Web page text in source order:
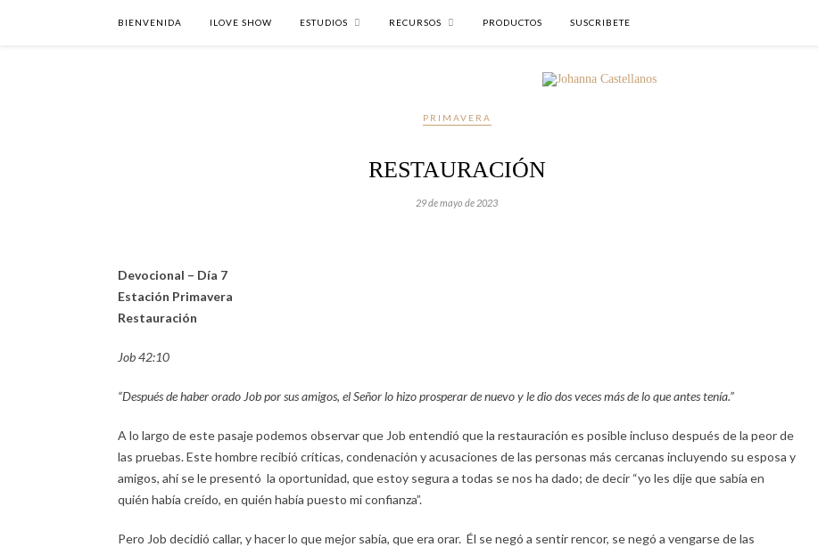
BIENVENIDA ILOVE SHOW ESTUDIOS RECURSOS PRODUCTOS SUSCRIBETE
PRIMAVERA
RESTAURACIÓN
29 de mayo de 2023
Devocional – Día 7
Estación Primavera
Restauración
Job 42:10
“Después de haber orado Job por sus amigos, el Señor lo hizo prosperar de nuevo y le dio dos veces más de lo que antes tenía.”
A lo largo de este pasaje podemos observar que Job entendió que la restauración es posible incluso después de la peor de
las pruebas. Este hombre recibió críticas, condenación y acusaciones de las personas más cercanas incluyendo su esposa y
amigos, ahí se le presentó la oportunidad, que estoy segura a todas se nos ha dado; de decir “yo les dije que sabía en
quién había creído, en quién había puesto mi confianza”.
Pero Job decidió callar, y hacer lo que mejor sabía, que era orar. Él se negó a sentir rencor, se negó a vengarse de las